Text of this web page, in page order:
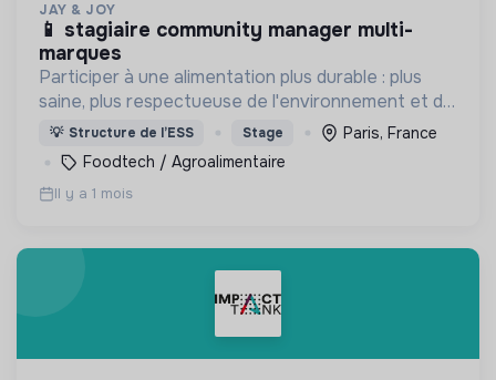
JAY & JOY
📱 stagiaire community manager multi-
marques
Participer à une alimentation plus durable : plus
saine, plus respectueuse de l'environnement et du
bien être animal, tout en proposant des produits
gourmands et accessibles.
💡 Structure de l’ESS Stage
Paris, France
Foodtech / Agroalimentaire
Il y a 1 mois